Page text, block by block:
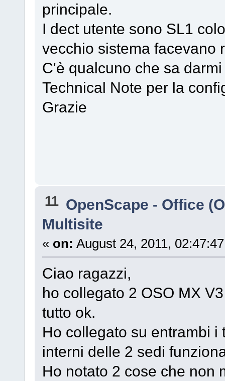
principale.
I dect utente sono SL1
vecchio sistema facevano
C'è qualcuno che sa
Technical Note per la
Grazie
11 OpenScape - Office
Multisite
« on: August 24, 2011,
Ciao ragazzi,
ho collegato 2 OSO MX
tutto ok.
Ho collegato su entrambi i
interni delle 2 sedi
Ho notato 2 cose che non